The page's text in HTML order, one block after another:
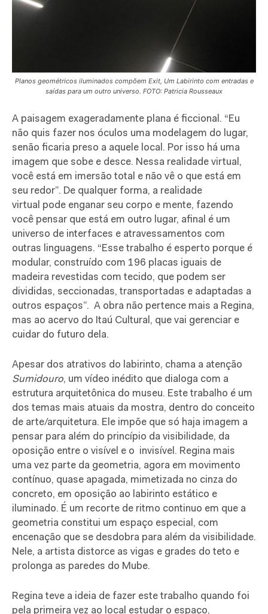
Planos geométricos iluminados compõem Exit, Um Labirinto com entradas e
saídas para um outro universo. FOTO: Patricia Rousseaux
A paisagem exageradamente plana é ficcional. “Eu
não quis fazer nos óculos uma modelagem do lugar,
senão ficaria preso a aquele local. Por isso há uma
imagem que sobe e desce. Nessa realidade virtual,
você está em imersão total e não vê o que está em
seu redor”. De qualquer forma, a realidade
virtual pode enganar seu corpo e mente, fazendo
você pensar que está em outro lugar, afinal é um
universo de interfaces e atravessamentos com
outras linguagens. “Esse trabalho é esperto porque é
modular, construído com 196 placas iguais de
madeira revestidas com tecido, que podem ser
divididas, seccionadas, transportadas e adaptadas a
outros espaços”. A obra não pertence mais a Regina,
mas ao acervo do Itaú Cultural, que vai gerenciar e
cuidar do futuro dela.
Apesar dos atrativos do labirinto, chama a atenção
Sumidouro, um vídeo inédito que dialoga com a
estrutura arquitetônica do museu. Este trabalho é um
dos temas mais atuais da mostra, dentro do conceito
de arte/arquitetura. Ele impõe que só haja imagem a
pensar para além do princípio da visibilidade, da
oposição entre o visível e o invisível. Regina mais
uma vez parte da geometria, agora em movimento
contínuo, quase apagada, mimetizada no cinza do
concreto, em oposição ao labirinto estático e
iluminado. É um recorte de ritmo continuo em que a
geometria constitui um espaço especial, com
encenação que se desdobra para além da visibilidade.
Nele, a artista distorce as vigas e grades do teto e
prolonga as paredes do Mube.
Regina teve a ideia de fazer este trabalho quando foi
pela primeira vez ao local estudar o espaço,